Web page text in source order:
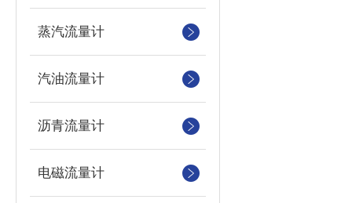
蒸汽流量计
汽油流量计
沥青流量计
电磁流量计